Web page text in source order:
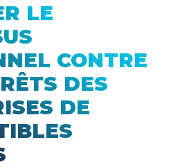
LE
CONTRE
DES
DE